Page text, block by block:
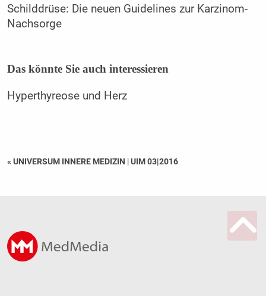
Schilddrüse: Die neuen Guidelines zur Karzinom-
Nachsorge
Das könnte Sie auch interessieren
Hyperthyreose und Herz
« UNIVERSUM INNERE MEDIZIN |UIM 03|2016